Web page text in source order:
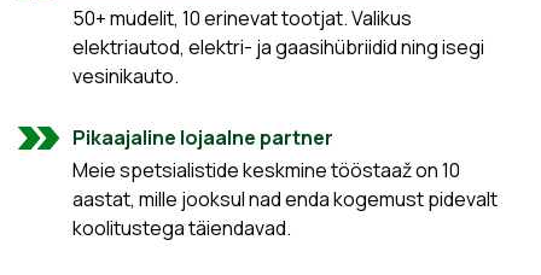
50+ mudelit, 10 erinevat tootjat. Valikus
elektriautod, elektri- ja gaasihübriidid ning isegi
vesinikauto.
Pikaajaline lojaalne partner
Meie spetsialistide keskmine tööstaaž on 10
aastat, mille jooksul nad enda kogemust pidevalt
koolitustega täiendavad.